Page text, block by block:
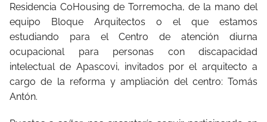
Residencia CoHousing de Torremocha, de la mano del
equipo Bloque Arquitectos o el que estamos
estudiando para el Centro de atención diurna
ocupacional para personas con discapacidad
intelectual de Apascovi, invitados por el arquitecto a
cargo de la reforma y ampliación del centro: Tomás
Antón.